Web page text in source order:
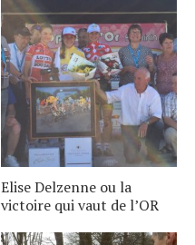
Elise Delzenne ou la
victoire qui vaut de l’OR